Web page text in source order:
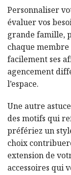
Personnaliser
évaluer vos
grande famille,
chaque
facilement ses
agencement
l’espace.
Une autre
des motifs qui
préfériez un
choix
extension de
accessoires qui